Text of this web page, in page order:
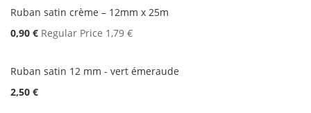
Ruban satin crème – 12mm x 25m
Special
0,90 € Regular Price 1,79 €
Ruban satin 12 mm - vert émeraude
2,50 €